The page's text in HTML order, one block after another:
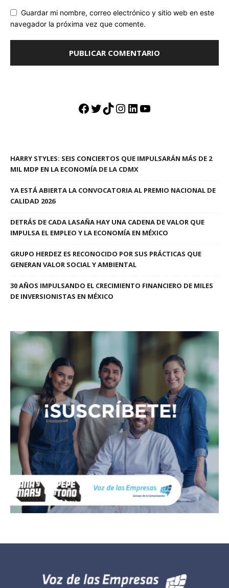
Guardar mi nombre, correo electrónico y sitio web en este
navegador la próxima vez que comente.
Facebook
Twitter
TikTok
Instagram
LinkedIn
YouTube
HARRY STYLES: SEIS CONCIERTOS QUE IMPULSARÁN MÁS DE 2
MIL MDP EN LA ECONOMÍA DE LA CDMX
YA ESTÁ ABIERTA LA CONVOCATORIA AL PREMIO NACIONAL DE
CALIDAD 2026
DETRÁS DE CADA LASAÑA HAY UNA CADENA DE VALOR QUE
IMPULSA EL EMPLEO Y LA ECONOMÍA EN MÉXICO
GRUPO HERDEZ ES RECONOCIDO POR SUS PRÁCTICAS QUE
GENERAN VALOR SOCIAL Y AMBIENTAL
30 AÑOS IMPULSANDO EL CRECIMIENTO FINANCIERO DE MILES
DE INVERSIONISTAS EN MÉXICO